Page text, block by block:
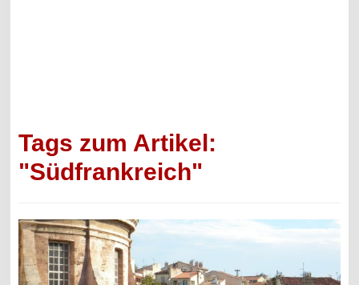
Tags zum Artikel:
"Südfrankreich"